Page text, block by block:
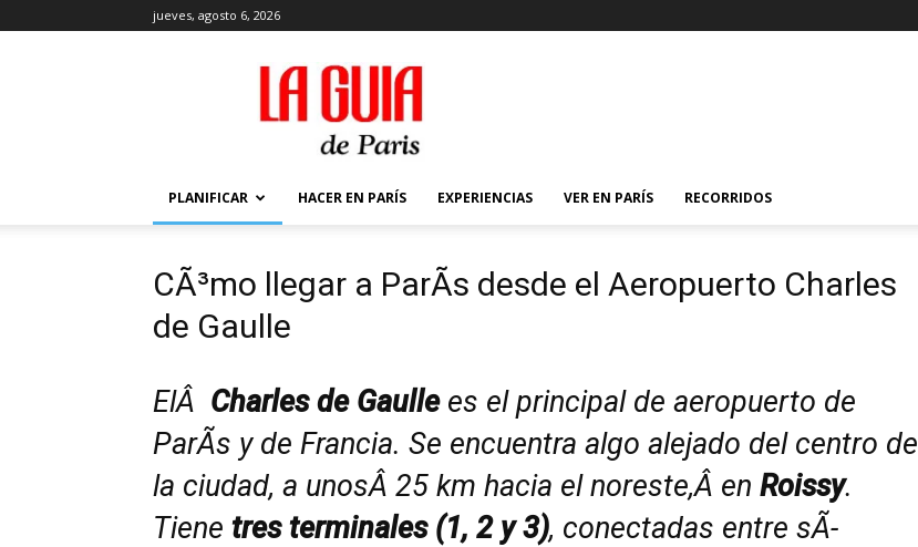
jueves, agosto 6, 2026
La
Guía
de
París
PLANIFICAR HACER EN PARÍS EXPERIENCIAS VER EN PARÍS RECORRIDOS
CÃ³mo llegar a ParÃ­s desde el Aeropuerto Charles
de Gaulle
ElÂ Charles de Gaullees el principal de aeropuerto de
ParÃ­s y de Francia. Se encuentra algo alejado del centro de
la ciudad, a unosÂ 25 km hacia el noreste,Â en Roissy.
Tiene tres terminales (1, 2 y 3), conectadas entre sÃ­